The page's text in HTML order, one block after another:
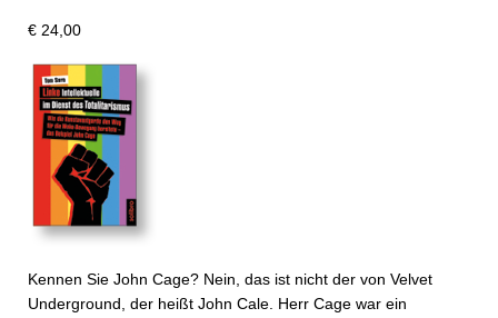
€ 24,00
Kennen Sie John Cage? Nein, das ist nicht der von Velvet
Under­ground, der heißt John Cale. Herr Cage war ein